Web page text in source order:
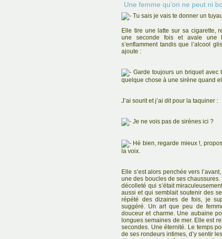
Une femme qu’on ne peut ni
Tu sais je vais te donner un
Elle tire une latte sur sa cigarette,
une seconde fois et avale une
s’enflamment tandis que l’alcool
ajoute :
Garde toujours un briquet avec
quelque chose à une sirène quand
J’ai sourit et j’ai dit pour la taquiner :
Je ne vois pas de sirènes ici ?
Hé bien, regarde mieux !,
la voix.
Elle s’est alors penchée vers
une des boucles de ses
décolleté qui s’était
aussi et qui semblait soutenir des
répété des dizaines de fois, je
suggéré. Un art que peu de
douceur et charme. Une aubaine
longues semaines de mer. Elle est
secondes. Une éternité. Le temps
de ses rondeurs intimes, d’y sentir